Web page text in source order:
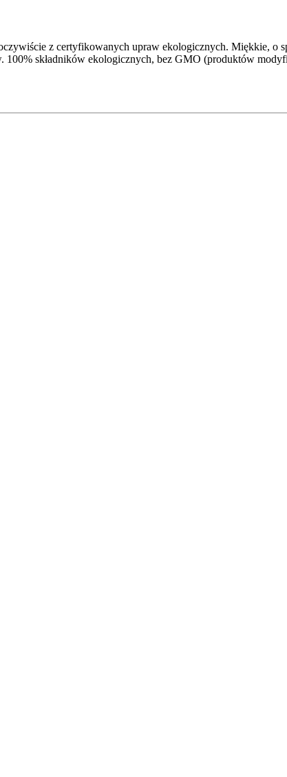
z certyfikowanych upraw ekologicznych. Miękkie, o
100% składników ekologicznych, bez GMO (produktów